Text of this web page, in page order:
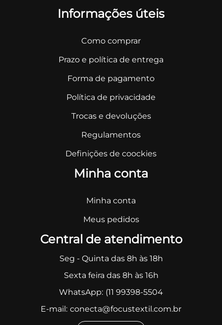
Informações úteis
Como comprar
Prazo e política de entrega
Forma de pagamento
Política de privacidade
Trocas e devoluções
Regulamentos
Definições de coockies
Minha conta
Minha conta
Meus pedidos
Central de atendimento
Seg - Quinta das 8h às 18h
Sexta feira das 8h às 16h
WhatsApp: (11 99398-5504
E-mail: conecta@focustextil.com.br